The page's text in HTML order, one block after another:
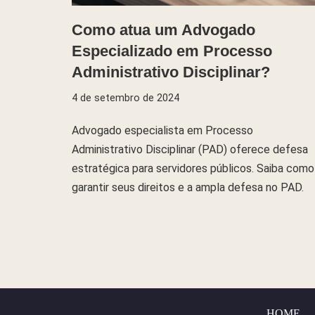
Como atua um Advogado
Especializado em Processo
Administrativo Disciplinar?
4 de setembro de 2024
Advogado especialista em Processo
Administrativo Disciplinar (PAD) oferece defesa
estratégica para servidores públicos. Saiba como
garantir seus direitos e a ampla defesa no PAD.